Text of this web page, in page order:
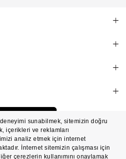
A.Ş. Franchise lisansı aracılığıyla işletilen ticari